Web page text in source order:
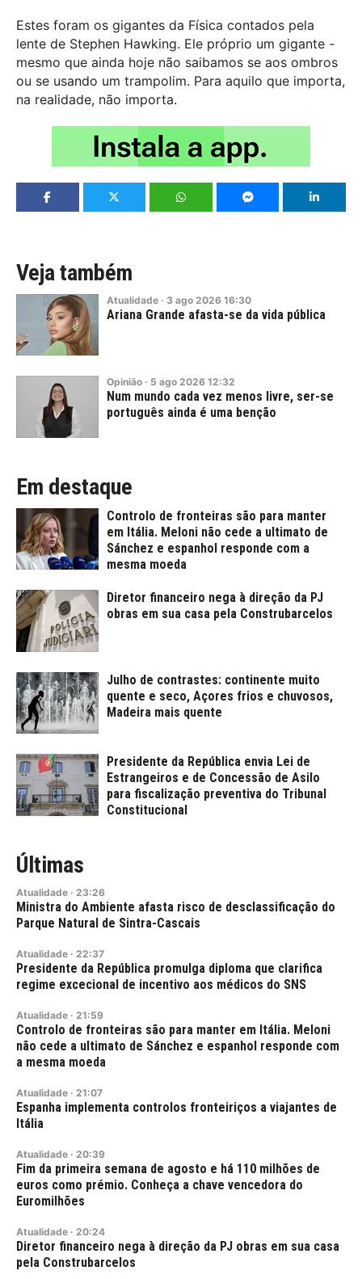
Estes foram os gigantes da Física contados pela
lente de Stephen Hawking. Ele próprio um gigante -
mesmo que ainda hoje não saibamos se aos ombros
ou se usando um trampolim. Para aquilo que importa,
na realidade, não importa.
Veja também
Atualidade · 3 ago 2026 16:30
Ariana Grande afasta-se da vida pública
Opinião · 5 ago 2026 12:32
Num mundo cada vez menos livre, ser-se
português ainda é uma benção
Em destaque
Controlo de fronteiras são para manter
em Itália. Meloni não cede a ultimato de
Sánchez e espanhol responde com a
mesma moeda
Diretor financeiro nega à direção da PJ
obras em sua casa pela Construbarcelos
Julho de contrastes: continente muito
quente e seco, Açores frios e chuvosos,
Madeira mais quente
Presidente da República envia Lei de
Estrangeiros e de Concessão de Asilo
para fiscalização preventiva do Tribunal
Constitucional
Últimas
Atualidade · 23:26
Ministra do Ambiente afasta risco de desclassificação do
Parque Natural de Sintra-Cascais
Atualidade · 22:37
Presidente da República promulga diploma que clarifica
regime excecional de incentivo aos médicos do SNS
Atualidade · 21:59
Controlo de fronteiras são para manter em Itália. Meloni
não cede a ultimato de Sánchez e espanhol responde com
a mesma moeda
Atualidade · 21:07
Espanha implementa controlos fronteiriços a viajantes de
Itália
Atualidade · 20:39
Fim da primeira semana de agosto e há 110 milhões de
euros como prémio. Conheça a chave vencedora do
Euromilhões
Atualidade · 20:24
Diretor financeiro nega à direção da PJ obras em sua casa
pela Construbarcelos